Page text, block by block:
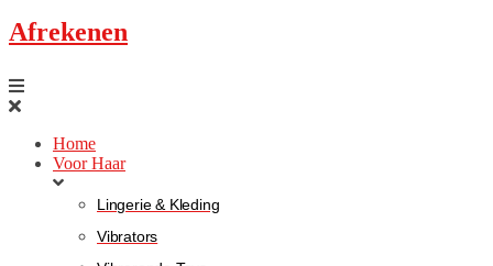
Afrekenen
Home
Voor Haar
Lingerie & Kleding
Vibrators